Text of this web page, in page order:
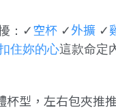
：✓空杯 ✓ 外擴 ✓
住妳的心這款命定
杯型，左右包夾推